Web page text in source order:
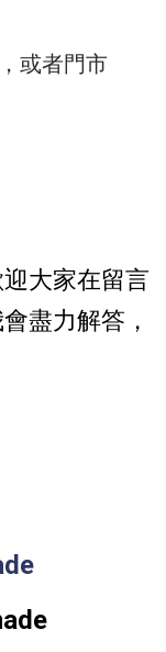
或者門市
大家在留言
盡力解答，